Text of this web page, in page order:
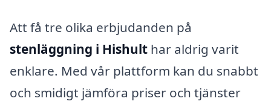
Att få tre olika erbjudanden på
stenläggning i Hishult har aldrig varit
enklare. Med vår plattform kan du snabbt
och smidigt jämföra priser och tjänster